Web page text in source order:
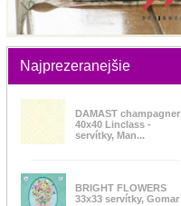
Najprezeranejšie
DAMAST champagner
40x40 Linclass -
servítky, Man...
BRIGHT FLOWERS
33x33 servítky, Gomar